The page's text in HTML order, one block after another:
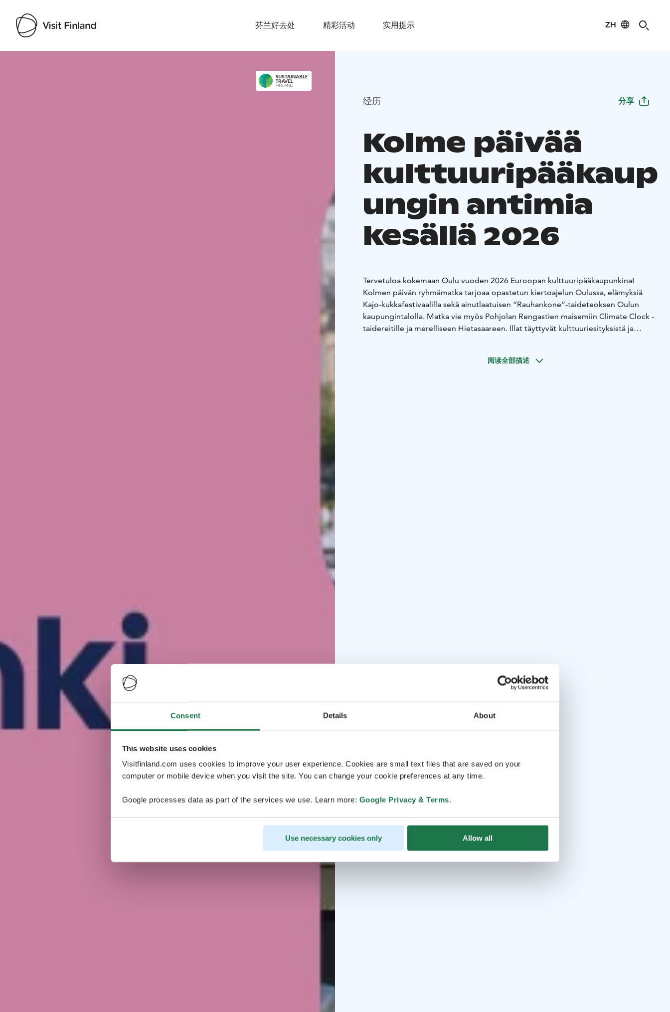
Consent Details About
This website uses cookies
Visitfinland.com uses cookies to improve your user experience. Cookies are small text files that are saved on your
computer or mobile device when you visit the site. You can change your cookie preferences at any time.
Google processes data as part of the services we use. Learn more: Google Privacy & Terms.
Use necessary cookies only Allow all
芬兰好去处 精彩活动 实用提示 ZH
经历 分享
Kolme päivää
kulttuuripääkaup
ungin antimia
kesällä 2026
Tervetuloa kokemaan Oulu vuoden 2026 Euroopan kulttuuripääkaupunkina!
Kolmen päivän ryhmämatka tarjoaa opastetun kiertoajelun Oulussa, elämyksiä
Kajo-kukkafestivaalilla sekä ainutlaatuisen “Rauhankone”-taideteoksen Oulun
kaupungintalolla. Matka vie myös Pohjolan Rengastien maisemiin Climate Clock -
taidereitille ja merelliseen Hietasaareen. Illat täyttyvät kulttuuriesityksistä ja
ravintoloissa. Täydellinen kulttuurielämys ryhmille!
阅读全部描述